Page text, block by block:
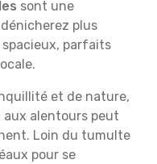
sont une
plus
parfaits
et de nature,
aux alentours peut
Loin du tumulte
pour se